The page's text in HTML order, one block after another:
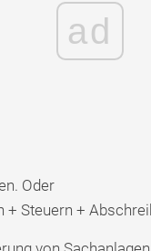
ad
Oder
+ Steuern +